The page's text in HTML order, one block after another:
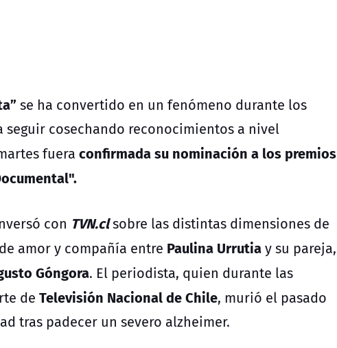
se ha convertido en un fenómeno durante los
seguir cosechando reconocimientos a nivel
fuera confirmada su nominación alos premios
con TVN.clsobre las distintas dimensiones de
amor y compañía entre Paulina Urrutiay su pareja,
Góngora. El periodista, quien durante las
de Televisión Nacional de Chile, murió el pasado
tras padecer un severo alzheimer.